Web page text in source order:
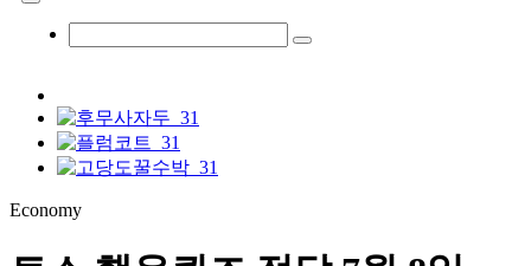
Economy